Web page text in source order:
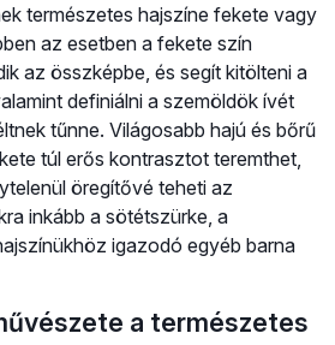
természetes hajszíne fekete vagy
az esetben a fekete szín
az összképbe, és segít kitölteni a
definiálni a szemöldök ívét
tűnne. Világosabb hajú és bőrű
túl erős kontrasztot teremthet,
öregítővé teheti az
inkább a sötétszürke, a
igazodó egyéb barna
a természetes